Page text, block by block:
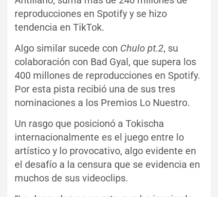
reproducciones en Spotify y se hizo
tendencia en TikTok.
Algo similar sucede con Chulo pt.2, su
colaboración con Bad Gyal, que supera los
400 millones de reproducciones en Spotify.
Por esta pista recibió una de sus tres
nominaciones a los Premios Lo Nuestro.
Un rasgo que posicionó a Tokischa
internacionalmente es el juego entre lo
artístico y lo provocativo, algo evidente en
el desafío a la censura que se evidencia en
muchos de sus videoclips.